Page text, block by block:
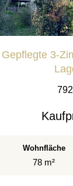
Gepflegte 3-
Wohnfläche
78 m²